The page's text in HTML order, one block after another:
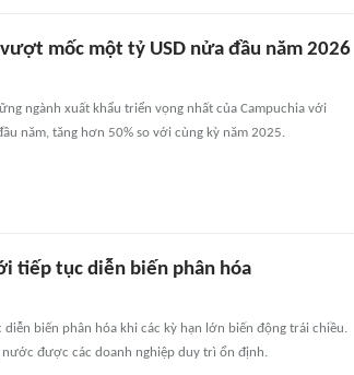
mốc một tỷ USD nửa đầu năm 2026
ngành xuất khẩu triển vọng nhất của Campuchia với
năm, tăng hơn 50% so với cùng kỳ năm 2025.
tiếp tục diễn biến phân hóa
biến phân hóa khi các kỳ hạn lớn biến động trái chiều.
được các doanh nghiệp duy trì ổn định.